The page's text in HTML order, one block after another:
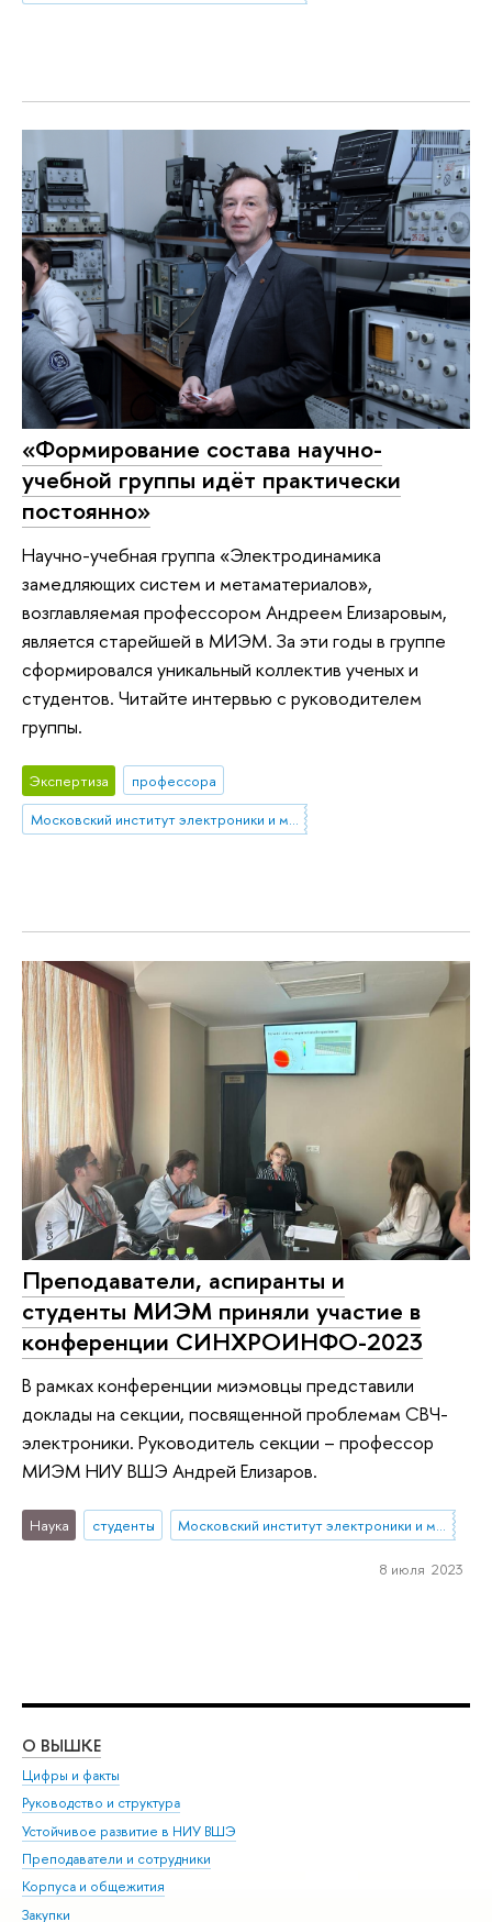
«Формирование состава научно-
учебной группы идёт практически
постоянно»
Научно-учебная группа «Электродинамика
замедляющих систем и метаматериалов»,
возглавляемая профессором Андреем Елизаровым,
является старейшей в МИЭМ. За эти годы в группе
сформировался уникальный коллектив ученых и
студентов. Читайте интервью с руководителем
группы.
Экспертиза
профессора
Московский институт электроники и математики им. А.Н. Тихонова
Преподаватели, аспиранты и
студенты МИЭМ приняли участие в
конференции СИНХРОИНФО-2023
В рамках конференции миэмовцы представили
доклады на секции, посвященной проблемам СВЧ-
электроники. Руководитель секции – профессор
МИЭМ НИУ ВШЭ Андрей Елизаров.
Наука студенты Московский институт электроники и математики им. А.Н. Тихонова
8 июля 2023
О ВЫШКЕ
Цифры и факты
Руководство и структура
Устойчивое развитие в НИУ ВШЭ
Преподаватели и сотрудники
Корпуса и общежития
Закупки